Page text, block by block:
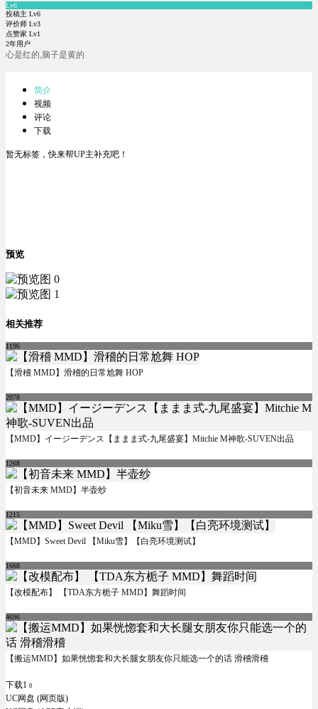
Lv6
投稿主 Lv6
评价师 Lv3
点赞家 Lv1
2年用户
心是红的,脑子是黄的
简介
视频
评论
下载
暂无标签，快来帮UP主补充吧！
预览
相关推荐
1196
【滑稽 MMD】滑稽的日常尬舞 HOP
2078
【MMD】イージーデンス【ままま式-九尾盛宴】Mitchie M神歌-SUVEN出品
1268
【初音未来 MMD】半壶纱
1215
【MMD】Sweet Devil 【Miku雪】【白亮环境测试】
1668
【改模配布】 【TDA东方栀子 MMD】舞蹈时间
4696
【搬运MMD】如果恍惚套和大长腿女朋友你只能选一个的话 滑稽滑稽
下载1 0
UC网盘 (网页版)